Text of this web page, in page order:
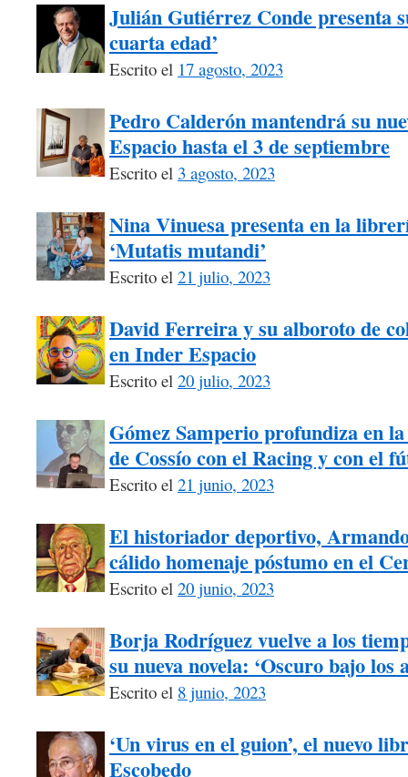
Julián Gutiérrez Conde presenta
cuarta edad’
Escrito el 17 agosto, 2023
Pedro Calderón mantendrá su
Espacio hasta el 3 de septiembre
Escrito el 3 agosto, 2023
Nina Vinuesa presenta en la
‘Mutatis mutandi’
Escrito el 21 julio, 2023
David Ferreira y su alboroto de
en Inder Espacio
Escrito el 20 julio, 2023
Gómez Samperio profundiza en
de Cossío con el Racing y con el
Escrito el 21 junio, 2023
El historiador deportivo,
cálido homenaje póstumo en el
Escrito el 20 junio, 2023
Borja Rodríguez vuelve a los
su nueva novela: ‘Oscuro bajo los
Escrito el 8 junio, 2023
‘Un virus en el guion’, el nuevo
Escobedo